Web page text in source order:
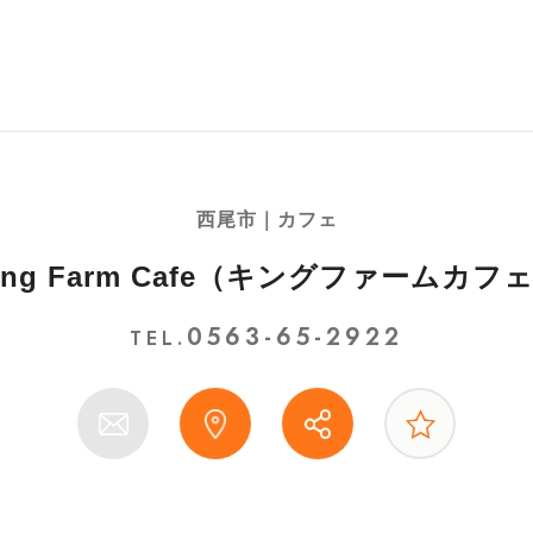
西尾市｜カフェ
Farm Cafe（キングファームカフェ
TEL. 0563-65-2922